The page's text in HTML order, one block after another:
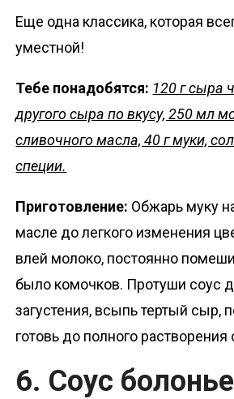
Еще одна классика, которая
уместной!
Тебе понадобятся: 120 г сыра
другого сыра по вкусу, 250 мл
сливочного масла, 40 г муки,
специи.
Приготовление: Обжарь муку
масле до легкого изменения
влей молоко, постоянно
было комочков. Протуши соус
загустения, всыпь тертый сыр,
готовь до полного растворения
6. Соус